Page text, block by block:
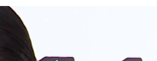
y Alejandra Rubio: "No es mi vida"